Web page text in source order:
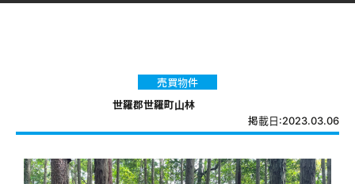
売買物件
世羅郡世羅町山林
掲載日:2023.03.06